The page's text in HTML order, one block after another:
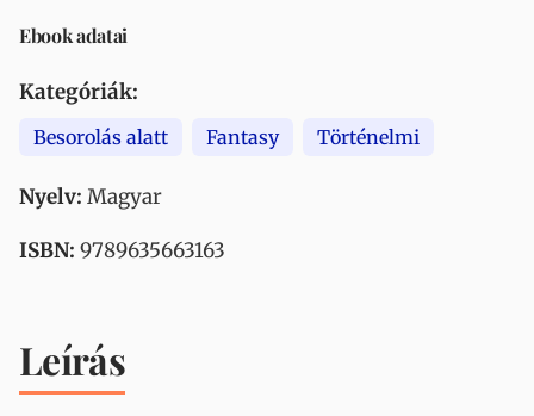
Ebook adatai
Kategóriák:
Besorolás alatt Fantasy Történelmi
Nyelv: Magyar
ISBN: 9789635663163
Leírás